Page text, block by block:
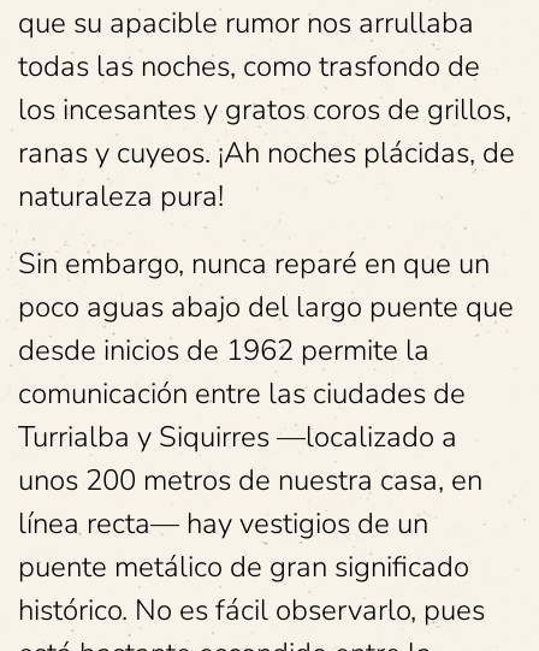
que su apacible rumor nos arrullaba
todas las noches, como trasfondo de
los incesantes y gratos coros de grillos,
ranas y cuyeos. ¡Ah noches plácidas, de
naturaleza pura!
Sin embargo, nunca reparé en que un
poco aguas abajo del largo puente que
desde inicios de 1962 permite la
comunicación entre las ciudades de
Turrialba y Siquirres —localizado a
unos 200 metros de nuestra casa, en
línea recta— hay vestigios de un
puente metálico de gran significado
histórico. No es fácil observarlo, pues